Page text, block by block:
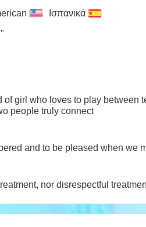
Ισπανικά
of girl who loves to play
people truly connect
and to be pleased when
nor disrespectful